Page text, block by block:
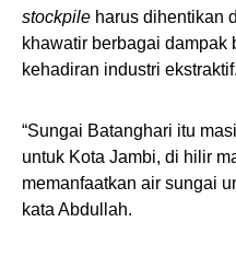
stockpile harus dihentikan
khawatir berbagai dampak
kehadiran industri ekstraktif.
“Sungai Batanghari itu
untuk Kota Jambi, di hilir
memanfaatkan air sungai
kata Abdullah.